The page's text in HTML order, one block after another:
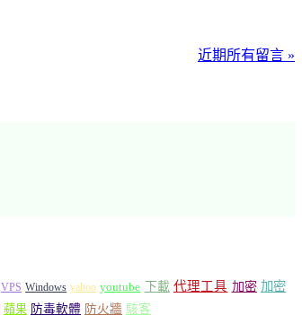
近期所有留言 »
VPS Windows yahoo youtube 下載 代理工具 加密 加密
蘋果 防毒軟體 防火牆 駭客